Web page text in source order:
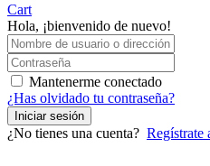
Cart
Hola, ¡bienvenido de nuevo!
Mantenerme conectado
¿Has olvidado tu contraseña?
Iniciar sesión
¿No tienes una cuenta? Regístrate